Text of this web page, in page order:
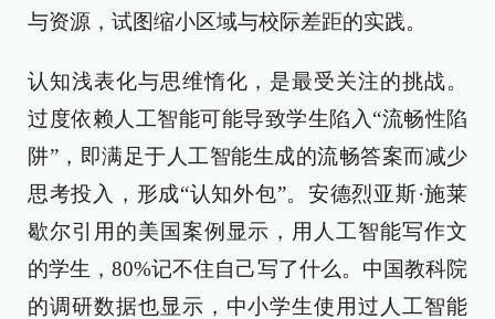
与资源，试图缩小区域与校际差距的实践。
认知浅表化与思维惰化，是最受关注的挑战。
过度依赖人工智能可能导致学生陷入“流畅性陷
阱”，即满足于人工智能生成的流畅答案而减少
思考投入，形成“认知外包”。安德烈亚斯·施莱
歇尔引用的美国案例显示，用人工智能写作文
的学生，80%记不住自己写了什么。中国教科院
的调研数据也显示，中小学生使用过人工智能